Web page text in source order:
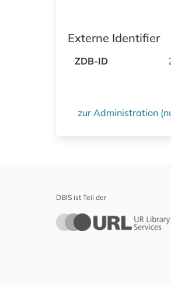
Externe Identifier
ZDB-ID
zur Administration
DBIS ist Teil der